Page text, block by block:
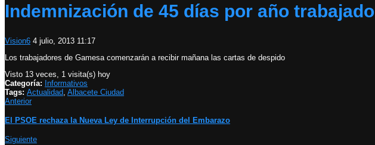
Indemnización de 45 días por año trabajado
Vision6 4 julio, 2013 11:17
Los trabajadores de Gamesa comenzarán a recibir mañana las cartas de despido
Visto 13 veces, 1 visita(s) hoy
Categoría: Informativos
Tags: Actualidad Albacete Ciudad
Anterior
El PSOE rechaza la Nueva Ley de Interrupción del Embarazo
Siguiente